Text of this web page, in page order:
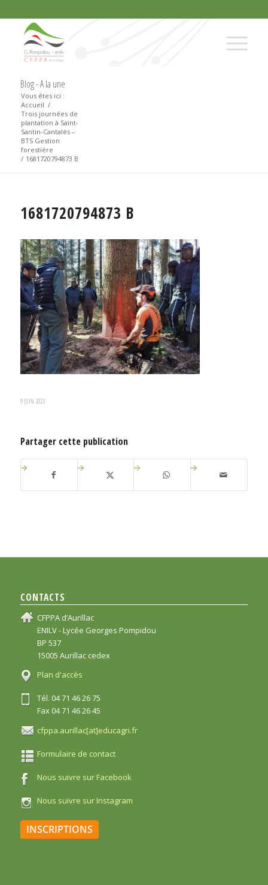
Blog - A la une
Vous êtes ici :
Accueil /
Trois journées de
plantation à Saint-
Santin-Cantalès –
BTS Gestion
forestière
/ 1681720794873 B
1681720794873 B
9 JUIN 2023
Partager cette publication
CONTACTS
CFPPA d’Aurillac
ENILV - Lycée Georges Pompidou
BP 537
15005 Aurillac cedex
Plan d'accès
Tél. 04 71 46 26 75
Fax 04 71 46 26 45
cfppa.aurillac[at]educagri.fr
Formulaire de contact
Nous suivre sur Facebook
Nous suivre sur Instagram
INSCRIPTIONS